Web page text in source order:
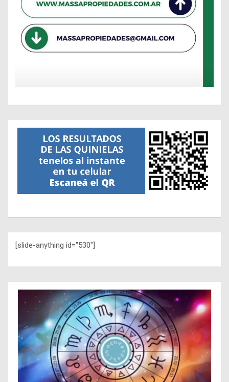
[slide-anything id="530"]